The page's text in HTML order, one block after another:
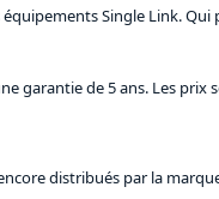
Single Link. Qui
garantie de 5 ans. Les
distribués par la